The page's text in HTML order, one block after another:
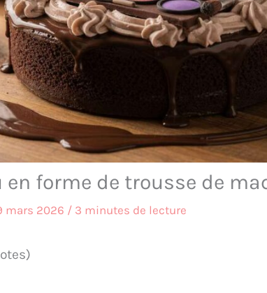
en forme de trousse de
mars 2026 / 3 minutes de lecture